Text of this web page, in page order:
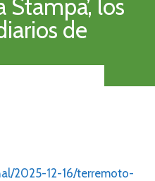
Stampa’, los
de
2025-12-16/terremoto-